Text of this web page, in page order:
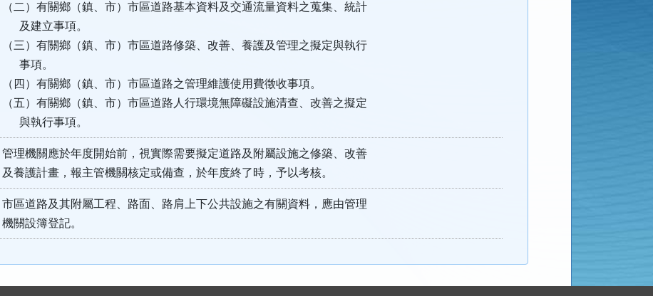
（二）有關鄉（鎮、市）市區道路基本資料及交通流量資料之蒐集、統計
及建立事項。
（三）有關鄉（鎮、市）市區道路修築、改善、養護及管理之擬定與執行
事項。
（四）有關鄉（鎮、市）市區道路之管理維護使用費徵收事項。
（五）有關鄉（鎮、市）市區道路人行環境無障礙設施清查、改善之擬定
與執行事項。
管理機關應於年度開始前，視實際需要擬定道路及附屬設施之修築、改善
及養護計畫，報主管機關核定或備查，於年度終了時，予以考核。
市區道路及其附屬工程、路面、路肩上下公共設施之有關資料，應由管理
機關設簿登記。